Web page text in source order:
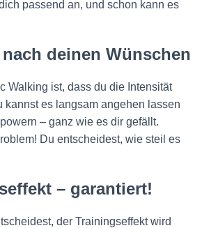
passend an, und schon kann es
deinen Wünschen
Walking ist, dass du die Intensität
kannst es langsam angehen lassen
– ganz wie es dir gefällt.
Du entscheidest, wie steil es
– garantiert!
der Trainingseffekt wird